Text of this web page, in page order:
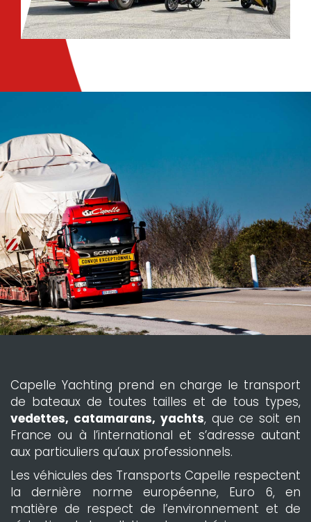
Capelle Yachting prend en charge le transport
de bateaux de toutes tailles et de tous types,
vedettes, catamarans, yachts, que ce soit en
France ou à l’international et s’adresse autant
aux particuliers qu’aux professionnels.
Les véhicules des Transports Capelle respectent
la dernière norme européenne, Euro 6, en
matière de respect de l’environnement et de